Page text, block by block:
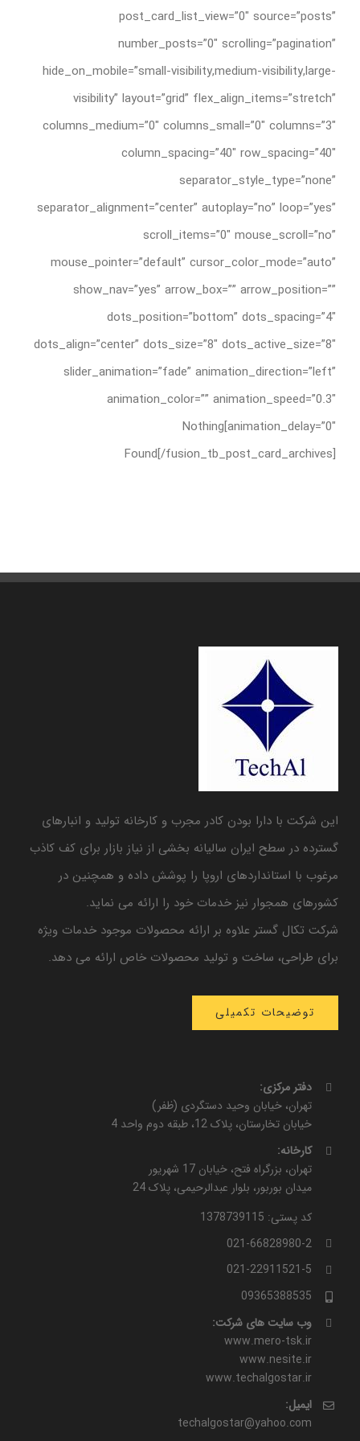
post_card_list_view=”0″ source=”posts”
number_posts=”0″ scrolling=”pagination”
hide_on_mobile=”small-visibility,medium-visibility,large-
visibility” layout=”grid” flex_align_items=”stretch”
columns_medium=”0″ columns_small=”0″ columns=”3″
column_spacing=”40″ row_spacing=”40″
separator_style_type=”none”
separator_alignment=”center” autoplay=”no” loop=”yes”
scroll_items=”0″ mouse_scroll=”no”
mouse_pointer=”default” cursor_color_mode=”auto”
show_nav=”yes” arrow_box=”” arrow_position=””
dots_position=”bottom” dots_spacing=”4″
dots_align=”center” dots_size=”8″ dots_active_size=”8″
slider_animation=”fade” animation_direction=”left”
animation_color=”” animation_speed=”0.3″
animation_delay=”0″]Nothing
Found[/fusion_tb_post_card_archives]
این شرکت با دارا بودن کادر مجرب و کارخانه تولید و انبارهای
گسترده در سطح ایران سالیانه بخشی از نیاز بازار برای کف کاذب
مرغوب با استانداردهای اروپا را پوشش داده و همچنین در
کشورهای همجوار نیز خدمات خود را ارائه می نماید.
شرکت تکال گستر علاوه بر ارائه محصولات موجود خدمات ویژه
برای طراحی، ساخت و تولید محصولات خاص ارائه می دهد.
توضیحات تکمیلی
دفتر مرکزی:
تهران، خیابان وحید دستگردی (ظفر)
خیابان تخارستان، پلاک 12، طبقه دوم واحد 4
کارخانه:
تهران، بزرگراه فتح، خیابان 17 شهریور
میدان بوربور، بلوار عبدالرحیمی، پلاک 24
کد پستی: 1378739115
021-66828980-2
021-22911521-5
09365388535
وب سایت های شرکت:
www.mero-tsk.ir
www.nesite.ir
www.techalgostar.ir
ایمیل:
techalgostar@yahoo.com